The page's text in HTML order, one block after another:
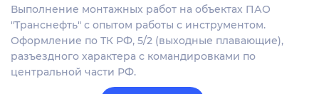
Выполнение монтажных работ на объектах ПАО
"Транснефть" с опытом работы с инструментом.
Оформление по ТК РФ, 5/2 (выходные плавающие),
разъездного характера с командировками по
центральной части РФ.